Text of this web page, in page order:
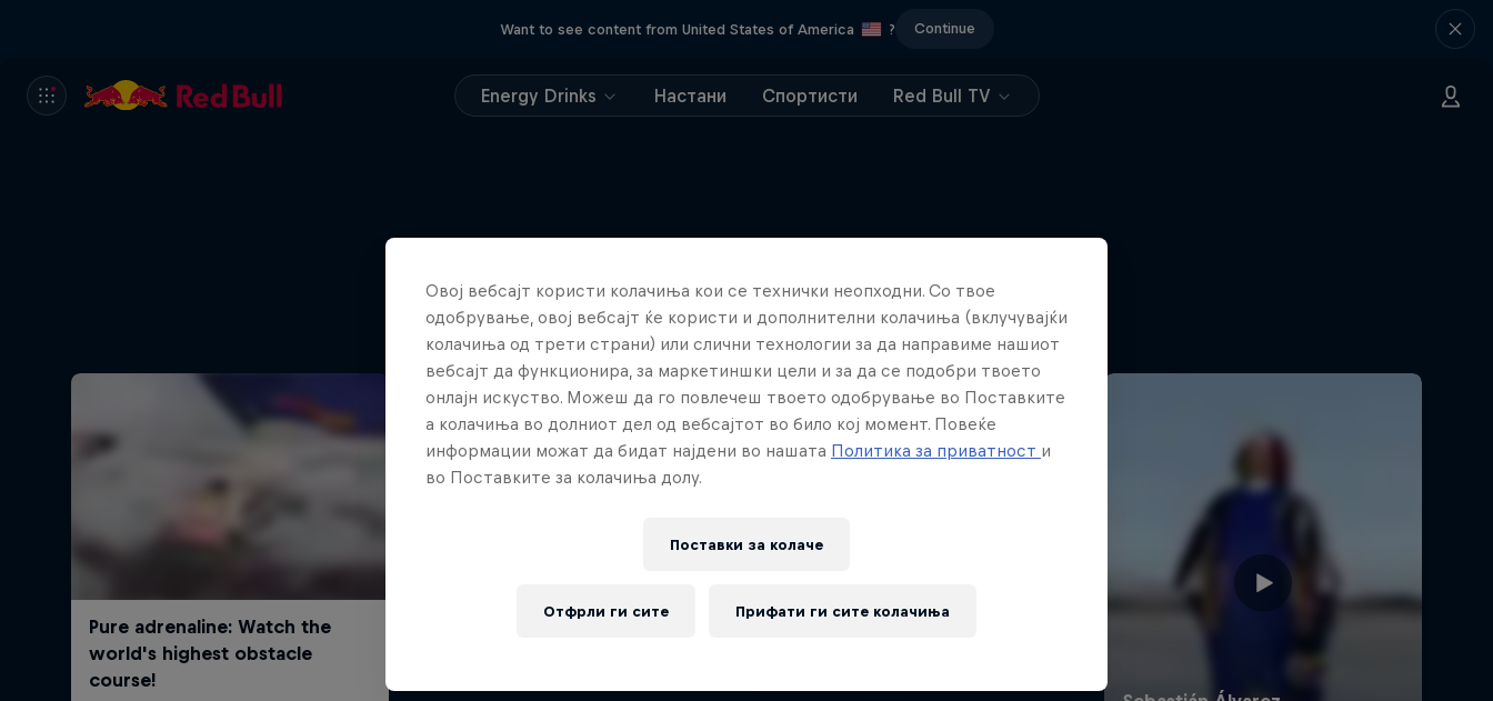
Want to see content from United States of America ? Continue
Energy Drinks Настани Спортисти Red Bull TV
Повеќе слична содржина
The world’s most elite skydive team
3 сезони · 24 епизоди
Овој вебсајт користи колачиња кои се технички неопходни. Со твое
одобрување, овој вебсајт ќе користи и дополнителни колачиња (вклучувајќи
колачиња од трети страни) или слични технологии за да направиме нашиот
вебсајт да функционира, за маркетиншки цели и за да се подобри твоето
онлајн искуство. Можеш да го повлечеш твоето одобрување во Поставките
а колачиња во долниот дел од вебсајтот во било кој момент. Повеќе
информации можат да бидат најдени во нашата Политика за приватност и
во Поставките за колачиња долу.
Поставки за колачe
Отфрли ги сите Прифати ги сите колачиња